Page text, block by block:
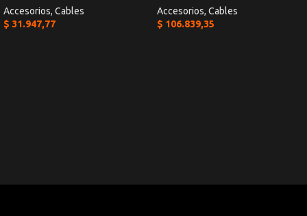
Accesorios, Cables
$ 31.947,77
Accesorios, Cables
$ 106.839,35